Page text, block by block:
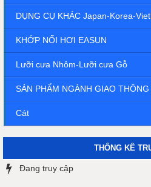
DỤNG CỤ KHÁC Japan-Korea-
KHỚP NỐI HƠI EASUN
Lưỡi cưa Nhôm-Lưỡi cưa Gỗ
SẢN PHẨM NGÀNH GIAO THÔNG
Cát
THỐNG KÊ
Đang truy cập